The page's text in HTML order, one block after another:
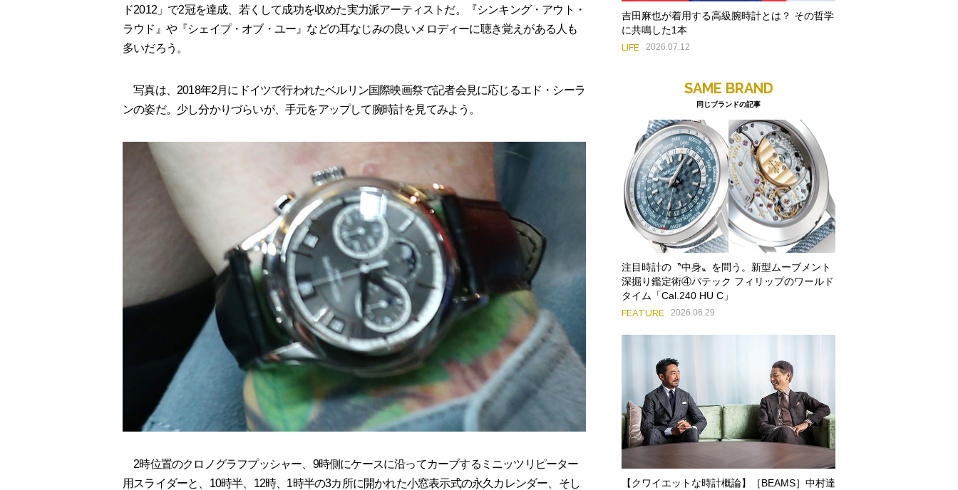
ド2012」で2冠を達成、若くして成功を収めた実力派アーティストだ。『シンキング・アウト・
ラウド』や『シェイプ・オブ・ユー』などの耳なじみの良いメロディーに聴き覚えがある人も
多いだろう。
写真は、2018年2月にドイツで行われたベルリン国際映画祭で記者会見に応じるエド・シーラ
ンの姿だ。少し分かりづらいが、手元をアップして腕時計を見てみよう。
2時位置のクロノグラフプッシャー、9時側にケースに沿ってカーブするミニッツリピーター
用スライダーと、10時半、12時、1時半の3カ所に開かれた小窓表示式の永久カレンダー、そし
吉田麻也が着用する高級腕時計とは？ その哲学
に共鳴した1本
LIFE 2026.07.12
SAME BRAND
同じブランドの記事
注目時計の〝中身〟を問う。新型ムーブメント
深掘り鑑定術④パテック フィリップのワールド
タイム「Cal.240 HU C」
FEATURE 2026.06.29
【クワイエットな時計概論】［BEAMS］中村達